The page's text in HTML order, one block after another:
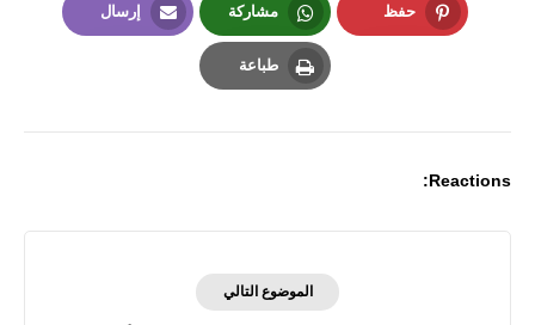
حفظ مشاركة
Whatsapp
إرسال
طباعة
Reactions:
الموضوع التالي